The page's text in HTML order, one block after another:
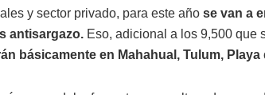
y sector privado, para este año se van a
antisargazo. Eso, adicional a los 9,500 que
básicamente en Mahahual, Tulum,